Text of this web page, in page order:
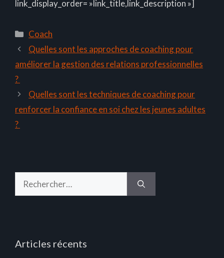
link_display_order= »link_title,link_description »]
Catégories
Coach
Quelles sont les approches de coaching pour
améliorer la gestion des relations professionnelles
?
Quelles sont les techniques de coaching pour
renforcer la confiance en soi chez les jeunes adultes
?
Articles récents